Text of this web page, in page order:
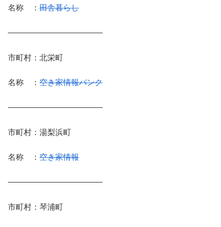
名称 ： 田舎暮らし
————————————
市町村：北栄町
名称 ： 空き家情報バンク
————————————
市町村：湯梨浜町
名称 ： 空き家情報
————————————
市町村：琴浦町